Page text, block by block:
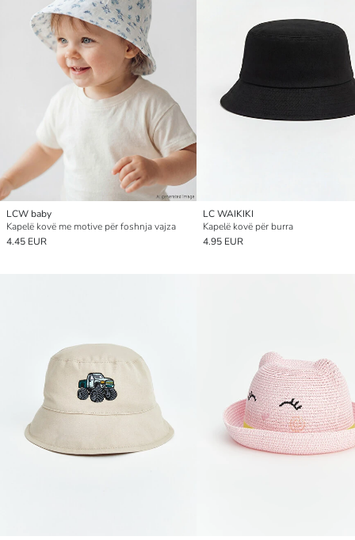
LCW baby
Kapelë kovë me motive për foshnja vajza
4.45 EUR
LC WAIKIKI
Kapelë kovë për burra
4.95 EUR